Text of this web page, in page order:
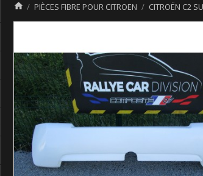
 PIÈCES FIBRE POUR CITROEN CITROËN C2